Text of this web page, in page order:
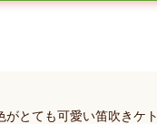
がとても可愛い笛吹きケ